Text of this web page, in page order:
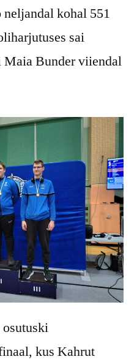
kohal 551
sai
Bunder viiendal
kus Kahrut